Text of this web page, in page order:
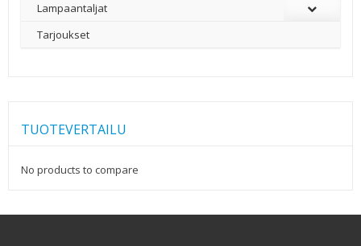
Lampaantaljat
Tarjoukset
TUOTEVERTAILU
No products to compare